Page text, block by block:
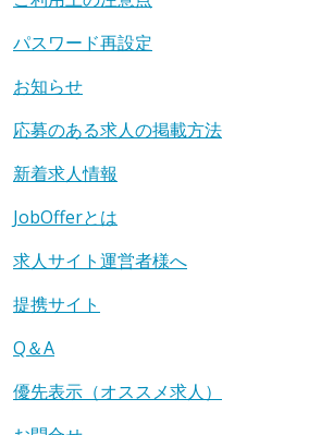
パスワード再設定
お知らせ
応募のある求人の掲載方法
新着求人情報
JobOfferとは
求人サイト運営者様へ
提携サイト
Q＆A
優先表示（オススメ求人）